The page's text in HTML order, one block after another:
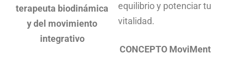
terapeuta biodinámica
y del movimiento
integrativo
equilibrio y potenciar tu
vitalidad.
CONCEPTO MoviMent